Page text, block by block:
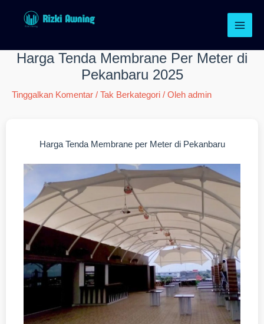
Harga Tenda Membrane Per Meter di
Pekanbaru 2025
Tinggalkan Komentar / Tak Berkategori / Oleh admin
Harga Tenda Membrane per Meter di Pekanbaru